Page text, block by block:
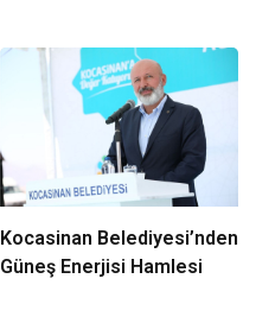
Kocasinan Belediyesi’nden
Güneş Enerjisi Hamlesi